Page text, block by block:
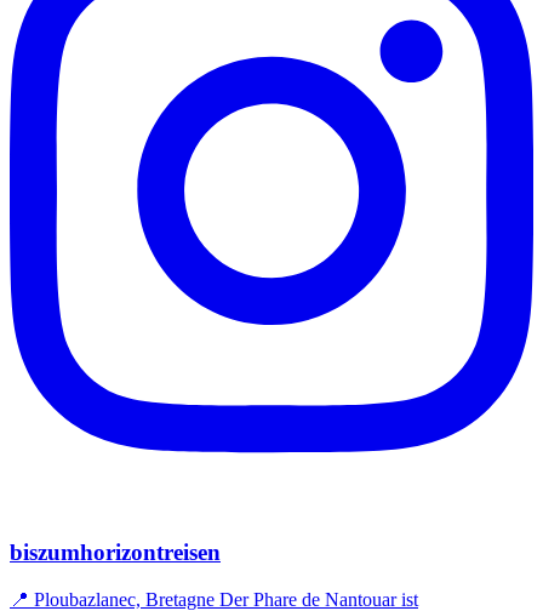
biszumhorizontreisen
📍 Ploubazlanec, Bretagne Der Phare de Nantouar ist